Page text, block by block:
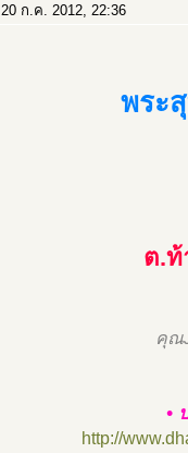
20 ก.ค. 2012, 22:36
พระ
ต.ท้
คุณ
•
http://